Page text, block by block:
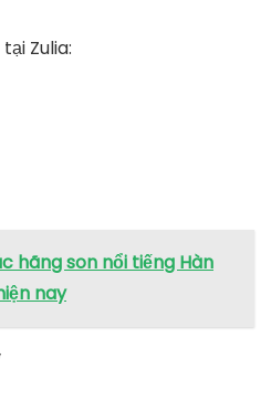
Zulia:
hãng son nổi tiếng Hàn
nay